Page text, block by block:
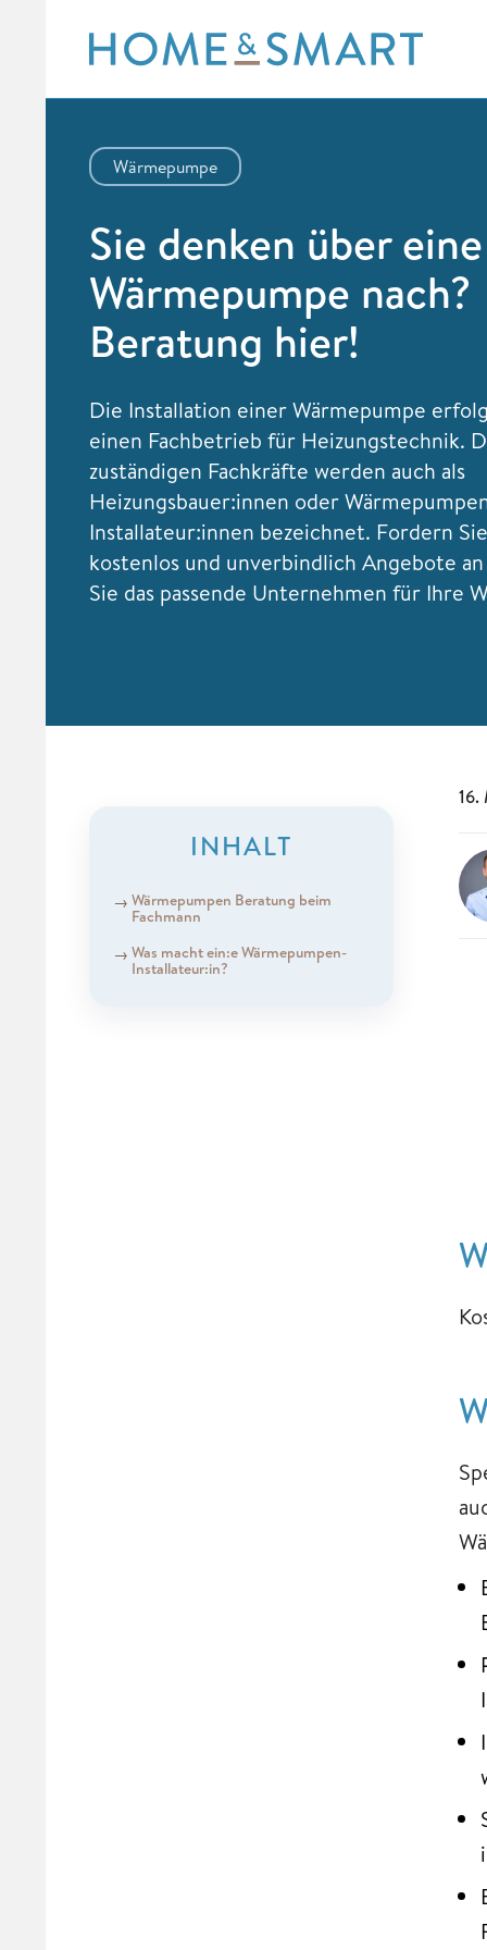
content
Wärmepumpe
Sie denken über eine
Wärmepumpe nach?
Beratung hier!
Die Installation einer Wärmepumpe
einen Fachbetrieb für Heizungstechnik.
zuständigen Fachkräfte werden auch als
Heizungsbauer:innen oder
Installateur:innen bezeichnet. Fordern
kostenlos und unverbindlich Angebote
Sie das passende Unternehmen für Ihre
INHALT
Wärmepumpen Beratung beim
Fachmann
Was macht ein:e Wärmepumpen-
Installateur:in?
16.